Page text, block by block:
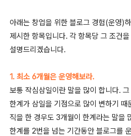
아래는 창업을 위한 블로그 경험(운영)
제시한 항목입니다. 각 항목당 그 조건
설명드리겠습니다.
1. 최소 6개월은 운영해보라.
보통 작심삼일이란 말을 많이 합니다.
한계가 삼일을 기점으로 많이 변하기 때
직을 한 경우도 3개월이 한계라는 말을
한계를 2번을 넘는 기간동안 블로그를